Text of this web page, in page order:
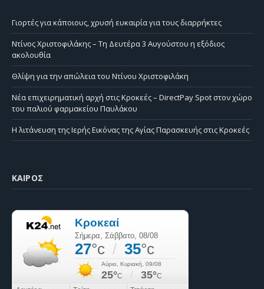
Γιορτές για κάποιους, χρυσή ευκαιρία για τους διαρρήκτες
Ντίνος Χριστοφιλάκης – Τη Δευτέρα 3 Αυγούστου η εξόδιος
ακολουθία
Θλίψη για την απώλεια του Ντίνου Χριστοφιλάκη
Νέα επιχειρηματική αρχή στις Κροκεές – DirectPay Spot στον χώρο
του παλιού φαρμακείου Παυλάκου
Η λιτάνευση της Ιερής Εικόνας της Αγίας Παρασκευής στις Κροκεές
ΚΑΙΡΌΣ